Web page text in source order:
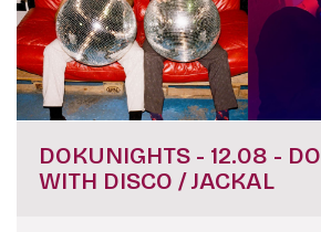
DOKUNIGHTS - 12.08 -
WITH DISCO / JACKAL